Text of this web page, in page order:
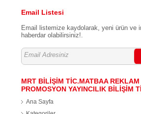
Email Listesi
Email listemize kaydolarak, yeni ürün ve
haberdar olabilirsiniz!.
MRT BİLİŞİM TİC.MATBAA REKLAM
PROMOSYON YAYINCILIK BİLİŞİM
Ana Sayfa